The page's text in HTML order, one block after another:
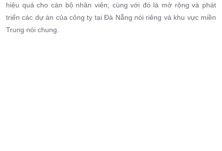
hiệu quả cho cán bộ nhân viên; cùng với đó là mở rộng và phát
triển các dự án của công ty tại Đà Nẵng nói riêng và khu vực miền
Trung nói chung.